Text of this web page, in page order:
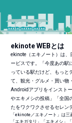
ekinote WEBとは
ekinote（エキノート）は
ービスです。「今度あの駅
っている駅だけど、もっと
て、観光・グルメ・買い物
Androidアプリをインスト
やエキメシの投稿」「全国
たをワクワクさせるセレン
「ekinote／エキノート」は三
「エキガタリ」「エキメシ」